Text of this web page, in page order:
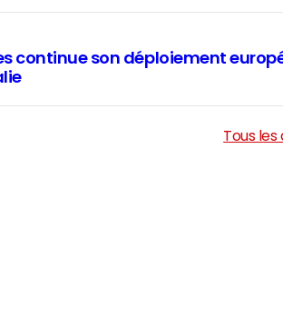
continue son déploiement
Tous les